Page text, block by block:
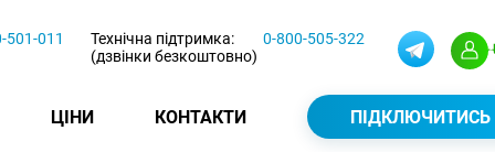
501-011
Технічна підтримка:
(дзвінки безкоштовно)
0-800-505-322
ЦІНИ КОНТАКТИ ПІДКЛЮЧИТИСЬ